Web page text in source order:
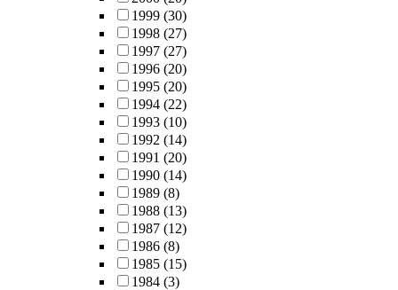
1999 (30)
1998 (27)
1997 (27)
1996 (20)
1995 (20)
1994 (22)
1993 (10)
1992 (14)
1991 (20)
1990 (14)
1989 (8)
1988 (13)
1987 (12)
1986 (8)
1985 (15)
1984 (3)